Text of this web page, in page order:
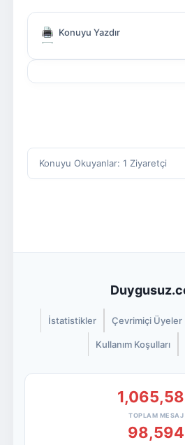
Konuyu Yazdır
Konuyu Okuyanlar: 1 Ziyaretçi
İstatistikler Çevrimiçi Üyeler
Kullanım Koşulları
TOPLAM MESAJ
98,594